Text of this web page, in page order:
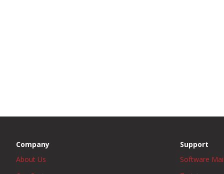
Company
About Us
Support
Software